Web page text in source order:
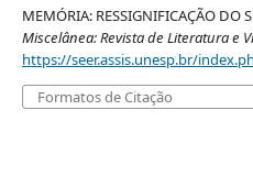
MEMÓRIA: RESSIGNIFICAÇÃO DO
Miscelânea: Revista de Literatura e
https://seer.assis.unesp.br/
Formatos de Citação